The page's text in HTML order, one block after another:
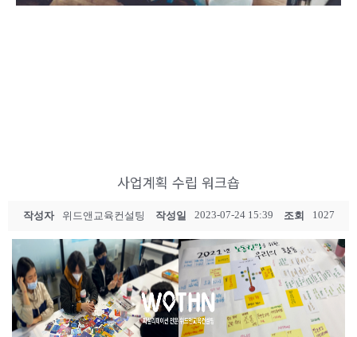
사업계획 수립 워크숍
작성자 위드앤교육컨설팅 작성일 2023-07-24 15:39 조회 1027